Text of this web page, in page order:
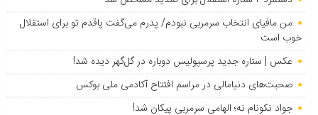
من مافیای انتخاب سرمربی نبودم/ پدرم می‌گفت پاقدم تو برای استقلال
خوب است
عکس | ستاره جدید پرسپولیس دوباره در گل‌گهر دیده شد!
صحبت‌های دنیامالی در مراسم افتتاح آکادمی ملی بوکس
جواد نکونام نه؛ الهامی سرمربی پیکان شد!